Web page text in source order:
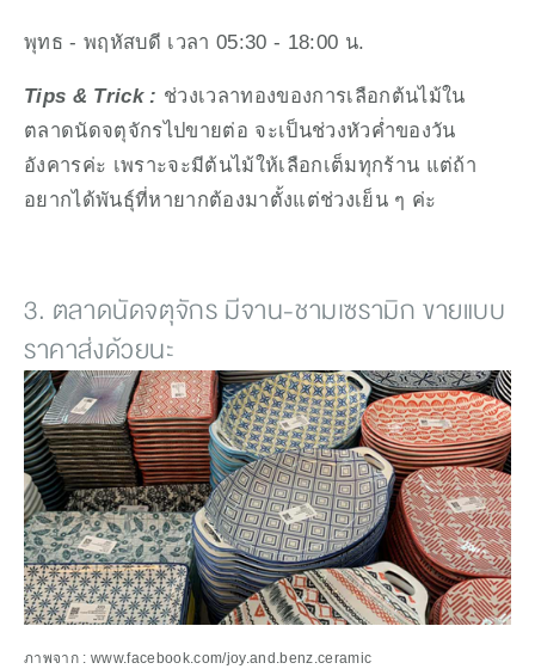
พุทธ - พฤหัสบดี เวลา 05:30 - 18:00 น.
Tips & Trick : ช่วงเวลาทองของการเลือกต้นไม้ใน
ตลาดนัดจตุจักรไปขายต่อ จะเป็นช่วงหัวค่ำของวัน
อังคารค่ะ เพราะจะมีต้นไม้ให้เลือกเต็มทุกร้าน แต่ถ้า
อยากได้พันธ์ุที่หายากต้องมาตั้งแต่ช่วงเย็น ๆ ค่ะ
3. ตลาดนัดจตุจักร มีจาน-ชามเซรามิก ขายแบบ
ราคาส่งด้วยนะ
ภาพจาก : www.facebook.com/joy.and.benz.ceramic